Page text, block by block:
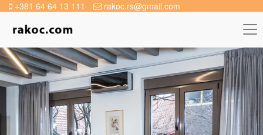
+381 64 64 13 111 rakoc.rs@gmail.com